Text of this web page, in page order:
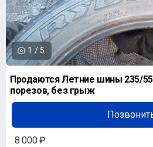
1 / 5
Продаются Летние шины 235/
порезов, без грыж
8 000 ₽